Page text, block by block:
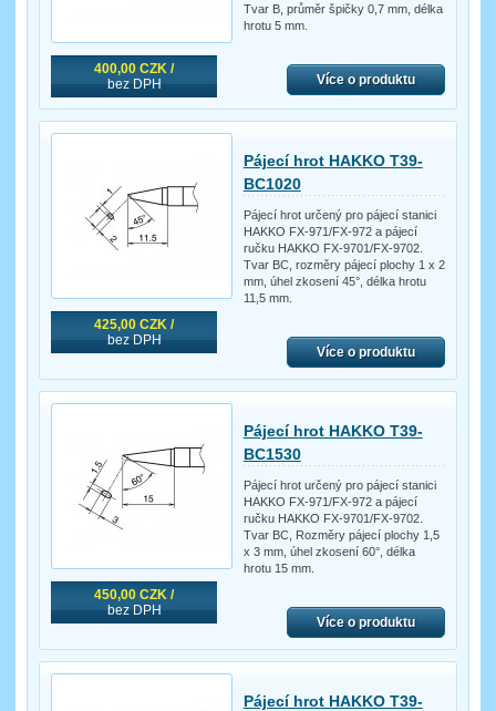
400,00 CZK /
bez DPH
Tvar B, průměr špičky 0,7 mm, délka
hrotu 5 mm.
Více o produktu
425,00 CZK /
bez DPH
Pájecí hrot HAKKO T39-
BC1020
Pájecí hrot určený pro pájecí stanici
HAKKO FX-971/FX-972 a pájecí
ručku HAKKO FX-9701/FX-9702.
Tvar BC, rozměry pájecí plochy 1 x 2
mm, úhel zkosení 45°, délka hrotu
11,5 mm.
Více o produktu
450,00 CZK /
bez DPH
Pájecí hrot HAKKO T39-
BC1530
Pájecí hrot určený pro pájecí stanici
HAKKO FX-971/FX-972 a pájecí
ručku HAKKO FX-9701/FX-9702.
Tvar BC, Rozměry pájecí plochy 1,5
x 3 mm, úhel zkosení 60°, délka
hrotu 15 mm.
Více o produktu
Pájecí hrot HAKKO T39-